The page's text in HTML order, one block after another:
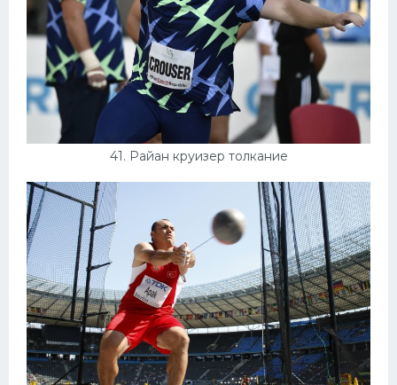
41. Райан круизер толкание